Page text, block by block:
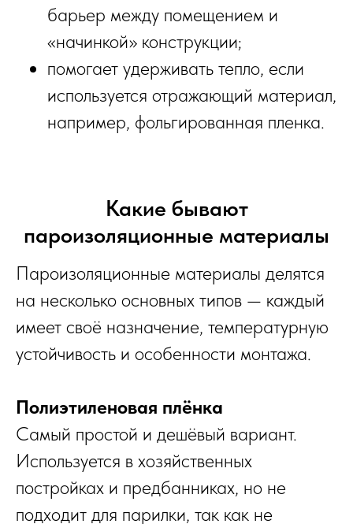
барьер между помещением и
«начинкой» конструкции;
помогает удерживать тепло, если
используется отражающий материал,
например, фольгированная пленка.
Какие бывают
пароизоляционные материалы
Пароизоляционные материалы делятся
на несколько основных типов — каждый
имеет своё назначение, температурную
устойчивость и особенности монтажа.
Полиэтиленовая плёнка
Самый простой и дешёвый вариант.
Используется в хозяйственных
постройках и предбанниках, но не
подходит для парилки, так как не